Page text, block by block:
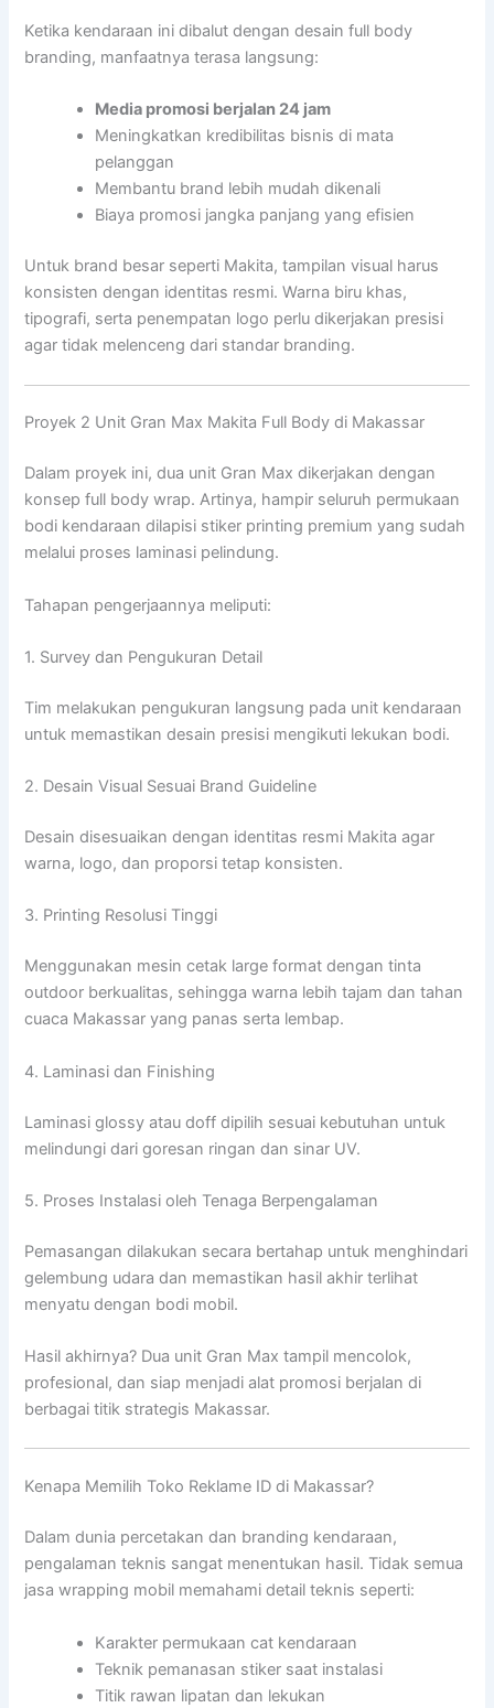
Ketika kendaraan ini dibalut dengan desain full body
branding, manfaatnya terasa langsung:
Media promosi berjalan 24 jam
Meningkatkan kredibilitas bisnis di mata
pelanggan
Membantu brand lebih mudah dikenali
Biaya promosi jangka panjang yang efisien
Untuk brand besar seperti Makita, tampilan visual harus
konsisten dengan identitas resmi. Warna biru khas,
tipografi, serta penempatan logo perlu dikerjakan presisi
agar tidak melenceng dari standar branding.
Proyek 2 Unit Gran Max Makita Full Body di Makassar
Dalam proyek ini, dua unit Gran Max dikerjakan dengan
konsep full body wrap. Artinya, hampir seluruh permukaan
bodi kendaraan dilapisi stiker printing premium yang sudah
melalui proses laminasi pelindung.
Tahapan pengerjaannya meliputi:
1. Survey dan Pengukuran Detail
Tim melakukan pengukuran langsung pada unit kendaraan
untuk memastikan desain presisi mengikuti lekukan bodi.
2. Desain Visual Sesuai Brand Guideline
Desain disesuaikan dengan identitas resmi Makita agar
warna, logo, dan proporsi tetap konsisten.
3. Printing Resolusi Tinggi
Menggunakan mesin cetak large format dengan tinta
outdoor berkualitas, sehingga warna lebih tajam dan tahan
cuaca Makassar yang panas serta lembap.
4. Laminasi dan Finishing
Laminasi glossy atau doff dipilih sesuai kebutuhan untuk
melindungi dari goresan ringan dan sinar UV.
5. Proses Instalasi oleh Tenaga Berpengalaman
Pemasangan dilakukan secara bertahap untuk menghindari
gelembung udara dan memastikan hasil akhir terlihat
menyatu dengan bodi mobil.
Hasil akhirnya? Dua unit Gran Max tampil mencolok,
profesional, dan siap menjadi alat promosi berjalan di
berbagai titik strategis Makassar.
Kenapa Memilih Toko Reklame ID di Makassar?
Dalam dunia percetakan dan branding kendaraan,
pengalaman teknis sangat menentukan hasil. Tidak semua
jasa wrapping mobil memahami detail teknis seperti:
Karakter permukaan cat kendaraan
Teknik pemanasan stiker saat instalasi
Titik rawan lipatan dan lekukan